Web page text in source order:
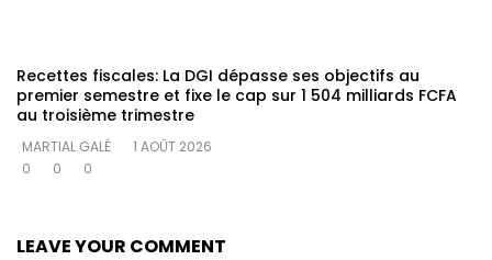
Recettes fiscales: La DGI dépasse ses objectifs au
premier semestre et fixe le cap sur 1 504 milliards FCFA
au troisième trimestre
MARTIAL GALÉ
1 AOÛT 2026
0
0 0
LEAVE YOUR COMMENT